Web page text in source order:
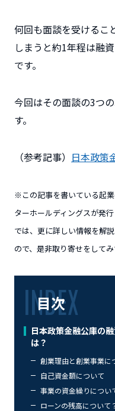
何回も面談を受けるこ
しまうと約1年程は融
です。
今回はその面談の3つ
す。
（参考記事） 日本政策
※この記事を書いている起
ターホールディングスが発
では、更に詳しい情報を解
ので、是非取り寄せをしてみ
目次
日本政策金融公庫の
は？
創業理由と創業事業に
自己資金額について
事業の資金繰りについ
ローンの残高について